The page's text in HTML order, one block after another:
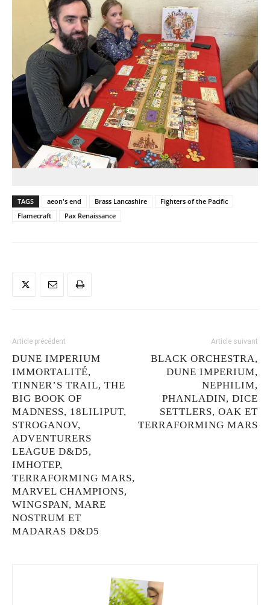
TAGS aeon's end Brass Lancashire
Fighters of the Pacific
Flamecraft
Pax Renaissance
Article précédent
DUNE IMPERIUM
IMMORTALITÉ,
TINNER’S TRAIL, THE
BIG BOOK OF
MADNESS, 18LILIPUT,
STROGANOV,
ADVENTURERS
LEAGUE D&D5,
IMHOTEP,
TERRAFORMING MARS,
MARVEL CHAMPIONS,
WINGSPAN, MARE
NOSTRUM ET
MADARAS D&D5
Article suivant
BLACK ORCHESTRA,
DUNE IMPERIUM,
NEPHILIM,
PHANLADIN, DICE
SETTLERS, OAK ET
TERRAFORMING MARS